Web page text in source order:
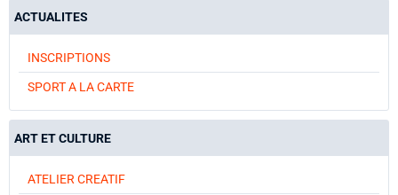
ACTUALITES
INSCRIPTIONS
SPORT A LA CARTE
ART ET CULTURE
ATELIER CREATIF